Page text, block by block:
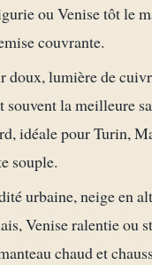
ou Venise tôt le
couvrante.
doux, lumière de
souvent la meilleure
idéale pour Turin,
souple.
urbaine, neige en
Venise ralentie ou
chaud et